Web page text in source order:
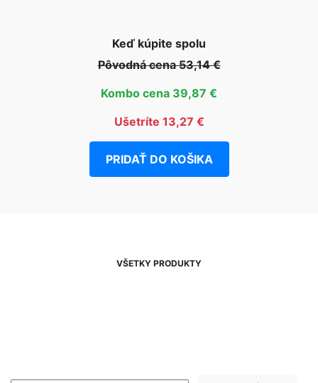
Keď kúpite spolu
Pôvodná cena 53,14 €
Kombo cena 39,87 €
Ušetríte 13,27 €
PRIDAŤ DO KOŠIKA
VŠETKY PRODUKTY